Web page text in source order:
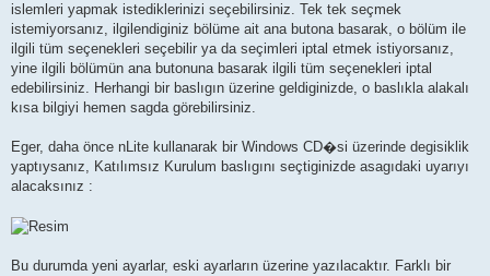
islemleri yapmak istediklerinizi seçebilirsiniz. Tek tek seçmek
istemiyorsanız, ilgilendiginiz bölüme ait ana butona basarak, o bölüm ile
ilgili tüm seçenekleri seçebilir ya da seçimleri iptal etmek istiyorsanız,
yine ilgili bölümün ana butonuna basarak ilgili tüm seçenekleri iptal
edebilirsiniz. Herhangi bir baslıgın üzerine geldiginizde, o baslıkla alakalı
kısa bilgiyi hemen sagda görebilirsiniz.
Eger, daha önce nLite kullanarak bir Windows CD�si üzerinde degisiklik
yaptıysanız, Katılımsız Kurulum baslıgını seçtiginizde asagıdaki uyarıyı
alacaksınız :
Bu durumda yeni ayarlar, eski ayarların üzerine yazılacaktır. Farklı bir